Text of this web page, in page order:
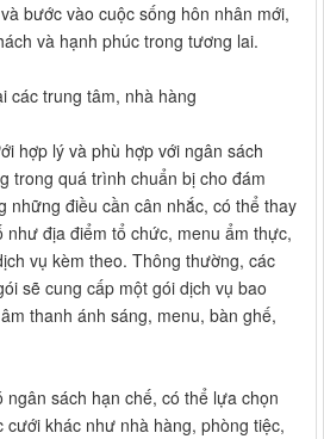
bước vào cuộc sống hôn nhân mới,
và hạnh phúc trong tương lai.
các trung tâm, nhà hàng
hợp lý và phù hợp với ngân sách
trong quá trình chuẩn bị cho đám
những điều cần cân nhắc, có thể thay
như địa điểm tổ chức, menu ẩm thực,
vụ kèm theo. Thông thường, các
sẽ cung cấp một gói dịch vụ bao
thanh ánh sáng, menu, bàn ghế,
sách hạn chế, có thể lựa chọn
cưới khác như nhà hàng, phòng tiệc,